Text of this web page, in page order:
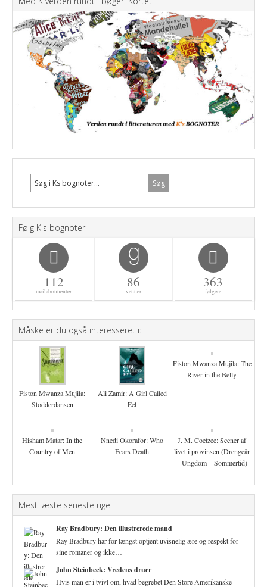
Følg K's bognoter
112
mailabonnenter
86
venner
363
følgere
Måske er du også interesseret i:
Fiston Mwanza Mujila:
Stodderdansen
Ali Zamir: A Girl Called
Eel
Fiston Mwanza Mujila: The
River in the Belly
Hisham Matar: In the
Country of Men
Nnedi Okorafor: Who
Fears Death
J. M. Coetzee: Scener af
livet i provinsen (Drengeår
– Ungdom – Sommertid)
Mest læste seneste uge
Ray Bradbury: Den illustrerede mand
Ray Bradbury har for længst optjent uvisnelig ære og respekt for
sine romaner og ikke…
John Steinbeck: Vredens druer
Hvis man er i tvivl om, hvad begrebet Den Store Amerikanske